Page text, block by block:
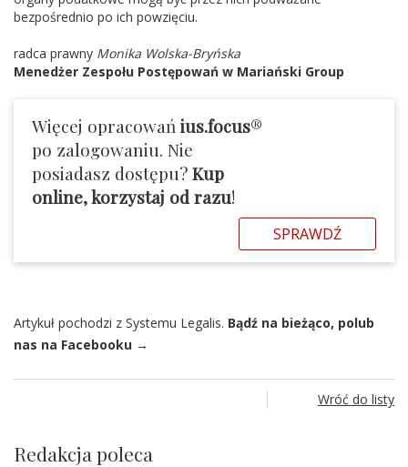
bezpośrednio po ich powzięciu.
radca prawny Monika Wolska-Bryńska
Menedżer Zespołu Postępowań w Mariański Group
Więcej opracowań ius.focus®
po zalogowaniu. Nie
posiadasz dostępu?Kup
online, korzystaj od razu!
SPRAWDŹ
Artykuł pochodzi z Systemu Legalis. Bądź na bieżąco, polub
nas na Facebooku →
Wróć do listy
Redakcja poleca